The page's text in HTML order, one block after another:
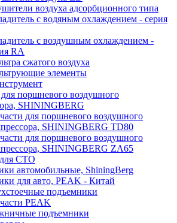
воздуха адсорбционного типа
с водяным охлаждением - серия
с воздушным охлаждением -
RA
сжатого воздуха
элементы
для поршневого воздушного
SHININGBERG
для поршневого воздушного
SHININGBERG TD80
для поршневого воздушного
SHININGBERG ZA65
СТО
автомобильные, ShiningBerg
для авто, PEAK - Китай
подъемники
PEAK
подъемники